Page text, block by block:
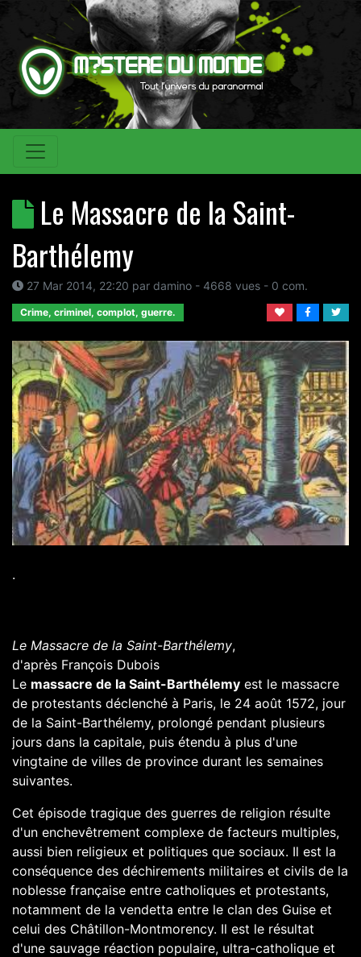
Le Massacre de la Saint-
Barthélemy
27 Mar 2014, 22:20 par damino - 4668 vues - 0 com.
Crime, criminel, complot, guerre.
.
Le Massacre de la Saint-Barthélemy,
d'après François Dubois
Le massacre de la Saint-Barthélemy est le massacre
de protestants déclenché à Paris, le 24 août 1572, jour
de la Saint-Barthélemy, prolongé pendant plusieurs
jours dans la capitale, puis étendu à plus d'une
vingtaine de villes de province durant les semaines
suivantes.
Cet épisode tragique des guerres de religion résulte
d'un enchevêtrement complexe de facteurs multiples,
aussi bien religieux et politiques que sociaux. Il est la
conséquence des déchirements militaires et civils de la
noblesse française entre catholiques et protestants,
notamment de la vendetta entre le clan des Guise et
celui des Châtillon-Montmorency. Il est le résultat
d'une sauvage réaction populaire, ultra-catholique et